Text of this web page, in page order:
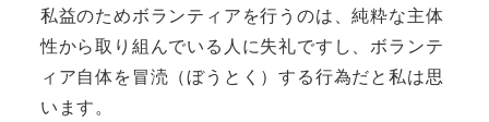
私益のためボランティアを行うのは、純粋な主体
性から取り組んでいる人に失礼ですし、ボランテ
ィア自体を冒涜（ぼうとく）する行為だと私は思
います。